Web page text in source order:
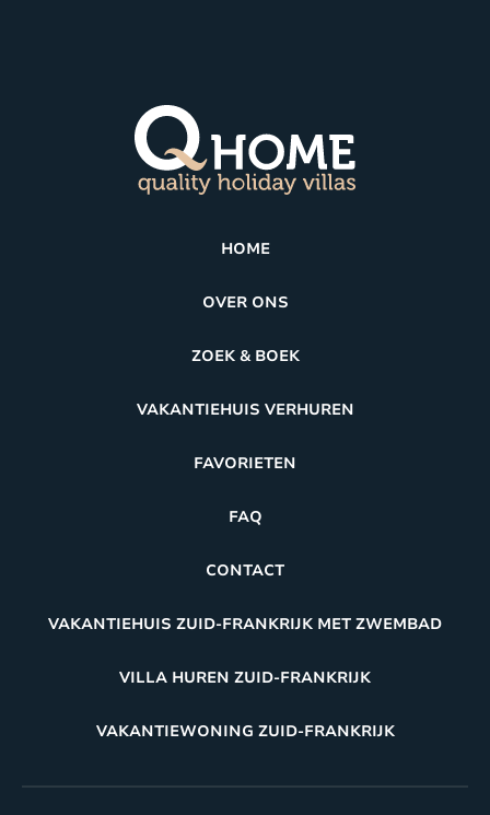
HOME
OVER ONS
ZOEK & BOEK
VAKANTIEHUIS VERHUREN
FAVORIETEN
FAQ
CONTACT
VAKANTIEHUIS ZUID-FRANKRIJK MET ZWEMBAD
VILLA HUREN ZUID-FRANKRIJK
VAKANTIEWONING ZUID-FRANKRIJK